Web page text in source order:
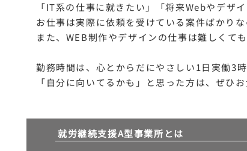
「IT系の仕事に就きたい」「将来Webやデザ
お仕事は実際に依頼を受けている案件ばかり
また、WEB制作やデザインの仕事は難しくて
勤務時間は、心とからだにやさしい1日実働3時
「自分に向いてるかも」と思った方は、ぜひ
就労継続支援A型事業所とは